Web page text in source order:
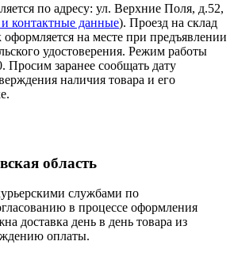
по адресу: ул. Верхние Поля, д.52,
контактные данные). Проезд на склад
на месте при предъявлении
удостоверения. Режим работы
Просим заранее сообщать дату
наличия товара и его
область
службами по
в процессе оформления
доставка день в день товара из
оплаты.